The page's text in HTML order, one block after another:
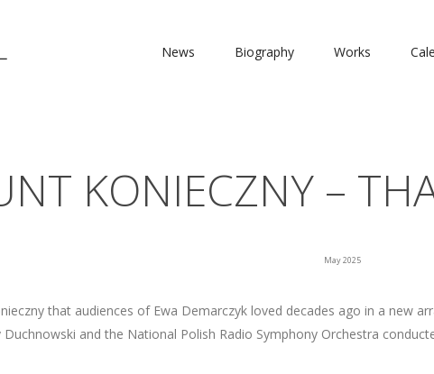
News Biography Works
KONIECZNY –
May 2025
that audiences of Ewa Demarczyk loved decades ago in a new
Duchnowski and the National Polish Radio Symphony Orchestra